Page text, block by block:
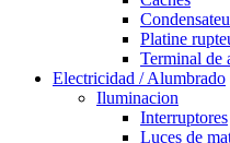
Platine
Terminal de
Electricidad / Alumbrado
Iluminacion
Interruptores
Luces de